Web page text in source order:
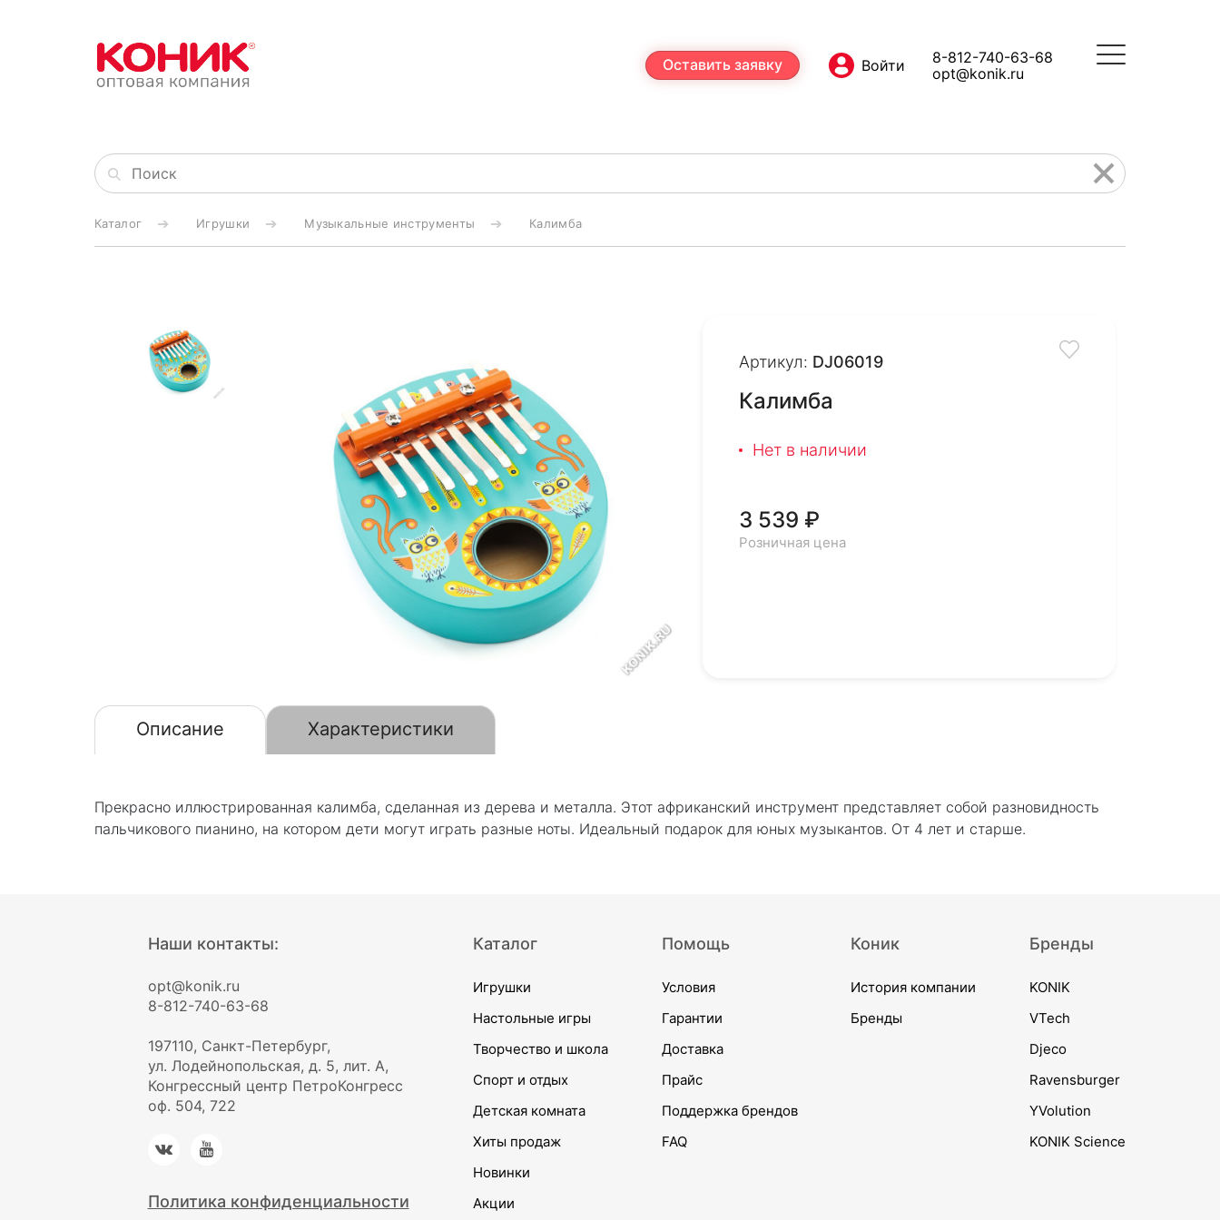
Оставить заявку
8-812-740-63-68
opt@konik.ru
Каталог Игрушки Музыкальные инструменты Калимба
Артикул: DJ06019
Калимба
Нет в наличии
3 539 ₽
Розничная цена
Описание Характеристики
Прекрасно иллюстрированная калимба, сделанная из дерева и металла. Этот африканский инструмент представляет собой разновидность
пальчикового пианино, на котором дети могут играть разные ноты. Идеальный подарок для юных музыкантов. От 4 лет и старше.
Наши контакты:
opt@konik.ru
8-812-740-63-68
197110, Санкт-Петербург,
ул. Лодейнопольская, д. 5, лит. А,
Конгрессный центр ПетроКонгресс
оф. 504, 722
Политика конфиденциальности
Каталог
Игрушки
Настольные игры
Творчество и школа
Спорт и отдых
Детская комната
Хиты продаж
Новинки
Акции
Помощь
Условия
Гарантии
Доставка
Прайс
Поддержка брендов
FAQ
Коник
История компании
Бренды
Бренды
KONIK
VTech
Djeco
Ravensburger
YVolution
KONIK Science